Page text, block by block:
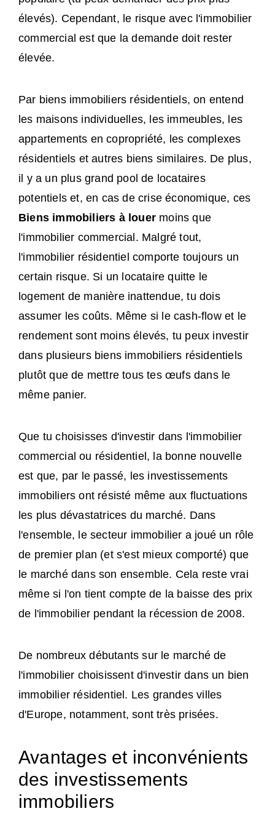
élevés). Cependant, le risque avec l'immobilier
commercial est que la demande doit rester
élevée.
Par biens immobiliers résidentiels, on entend
les maisons individuelles, les immeubles, les
appartements en copropriété, les complexes
résidentiels et autres biens similaires. De plus,
il y a un plus grand pool de locataires
potentiels et, en cas de crise économique, ces
Biens immobiliers à louer moins que
l'immobilier commercial. Malgré tout,
l'immobilier résidentiel comporte toujours un
certain risque. Si un locataire quitte le
logement de manière inattendue, tu dois
assumer les coûts. Même si le cash-flow et le
rendement sont moins élevés, tu peux investir
dans plusieurs biens immobiliers résidentiels
plutôt que de mettre tous tes œufs dans le
même panier.
Que tu choisisses d'investir dans l'immobilier
commercial ou résidentiel, la bonne nouvelle
est que, par le passé, les investissements
immobiliers ont résisté même aux fluctuations
les plus dévastatrices du marché. Dans
l'ensemble, le secteur immobilier a joué un rôle
de premier plan (et s'est mieux comporté) que
le marché dans son ensemble. Cela reste vrai
même si l'on tient compte de la baisse des prix
de l'immobilier pendant la récession de 2008.
De nombreux débutants sur le marché de
l'immobilier choisissent d'investir dans un bien
immobilier résidentiel. Les grandes villes
d'Europe, notamment, sont très prisées.
Avantages et inconvénients
des investissements
immobiliers